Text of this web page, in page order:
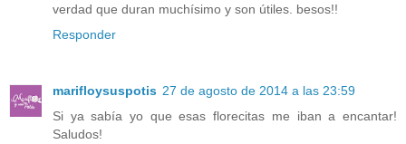
verdad que duran muchísimo y son útiles. besos!!
Responder
marifloysuspotis 27 de agosto de 2014 a las 23:59
Si ya sabía yo que esas florecitas me iban a encantar!
Saludos!